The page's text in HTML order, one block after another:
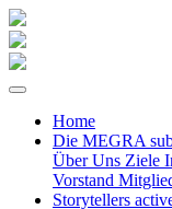
Home
Die MEGRA
Über Uns Ziele
Vorstand
Storytellers